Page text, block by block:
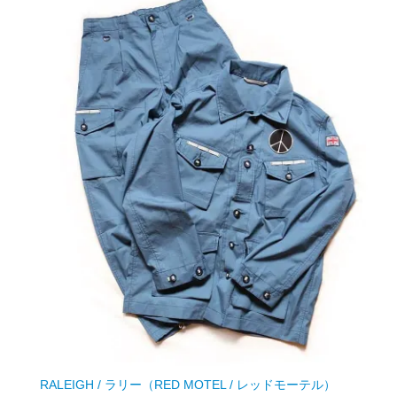
RALEIGH / ラリー（RED MOTEL / レッドモーテル）